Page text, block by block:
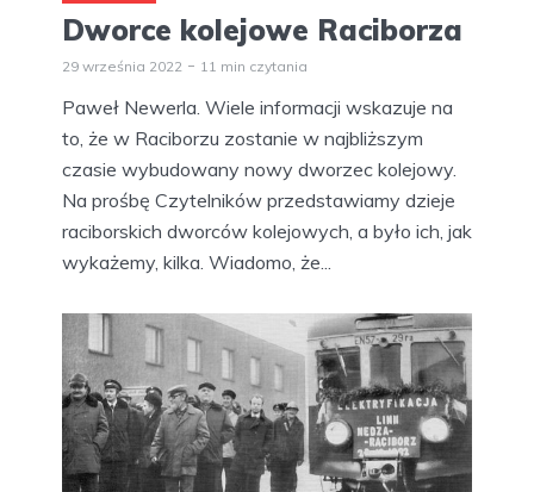
Dworce kolejowe Raciborza
29 września 2022 11 min czytania
Paweł Newerla. Wiele informacji wskazuje na
to, że w Raciborzu zostanie w najbliższym
czasie wybudowany nowy dworzec kolejowy.
Na prośbę Czytelników przedstawiamy dzieje
raciborskich dworców kolejowych, a było ich, jak
wykażemy, kilka. Wiadomo, że...